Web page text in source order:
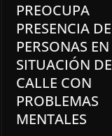
PREOCUPA
PRESENCIA DE
PERSONAS EN
SITUACIÓN DE
CALLE CON
PROBLEMAS
MENTALES